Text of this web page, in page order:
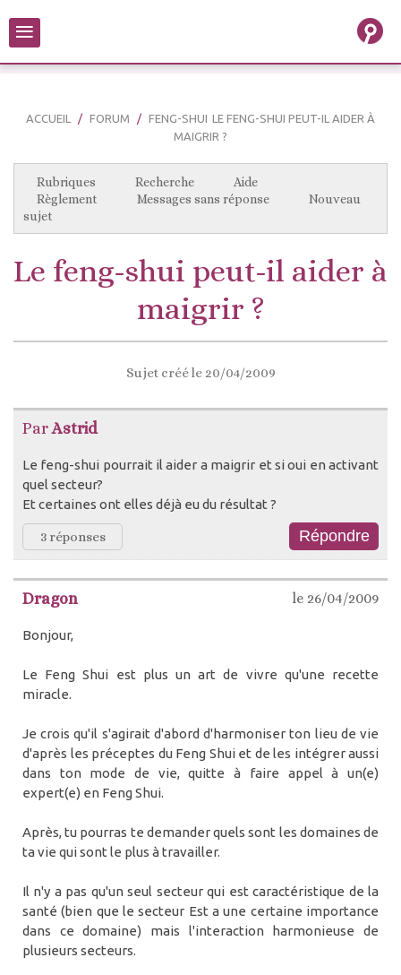
≡
ACCUEIL FORUM FENG-SHUI LE FENG-SHUI PEUT-IL AIDER À
MAIGRIR ?
Rubriques Recherche
Aide
Règlement
Messages sans réponse
Nouveau
sujet
Le feng-shui peut-il aider à
maigrir ?
Sujet créé le 20/04/2009
ParAstrid
Le feng-shui pourrait il aider a maigrir et si oui en activant
quel secteur?
Et certaines ont elles déjà eu du résultat ?
3 réponses
Dragon le 26/04/2009
Bonjour,
Le Feng Shui est plus un art de vivre qu'une recette
miracle.
Je crois qu'il s'agirait d'abord d'harmoniser ton lieu de vie
d'après les préceptes du Feng Shui et de les intégrer aussi
dans ton mode de vie, quitte à faire appel à un(e)
expert(e) en Feng Shui.
Après, tu pourras te demander quels sont les domaines de
ta vie qui sont le plus à travailler.
Il n'y a pas qu'un seul secteur qui est caractéristique de la
santé (bien que le secteur Est a une certaine importance
dans ce domaine) mais l'interaction harmonieuse de
plusieurs secteurs.